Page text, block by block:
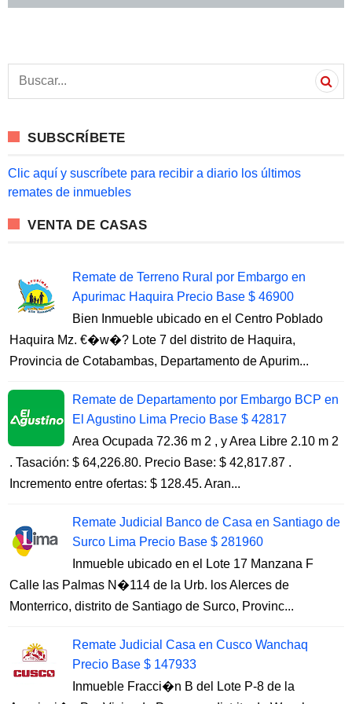
a
h
o
:
SUBSCRÍBETE
Clic aquí y suscríbete para recibir a diario los últimos
remates de inmuebles
VENTA DE CASAS
Remate de Terreno Rural por Embargo en
Apurimac Haquira Precio Base $ 46900
Bien Inmueble ubicado en el Centro Poblado
Haquira Mz. €�w�? Lote 7 del distrito de Haquira,
Provincia de Cotabambas, Departamento de Apurim...
Remate de Departamento por Embargo BCP en
El Agustino Lima Precio Base $ 42817
Area Ocupada 72.36 m 2 , y Area Libre 2.10 m 2
. Tasación: $ 64,226.80. Precio Base: $ 42,817.87 .
Incremento entre ofertas: $ 128.45. Aran...
Remate Judicial Banco de Casa en Santiago de
Surco Lima Precio Base $ 281960
Inmueble ubicado en el Lote 17 Manzana F
Calle las Palmas N�114 de la Urb. los Alerces de
Monterrico, distrito de Santiago de Surco, Provinc...
Remate Judicial Casa en Cusco Wanchaq
Precio Base $ 147933
Inmueble Fracci�n B del Lote P-8 de la